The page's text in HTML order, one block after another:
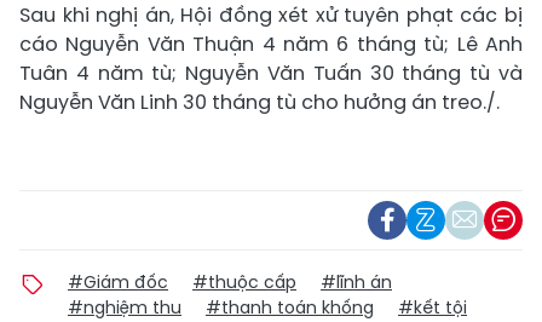
Sau khi nghị án, Hội đồng xét xử tuyên phạt các bị
cáo Nguyễn Văn Thuận 4 năm 6 tháng tù; Lê Anh
Tuân 4 năm tù; Nguyễn Văn Tuấn 30 tháng tù và
Nguyễn Văn Linh 30 tháng tù cho hưởng án treo./.
#Giám đốc #thuộc cấp
#lĩnh án
#nghiệm thu
#thanh toán khống #kết tội